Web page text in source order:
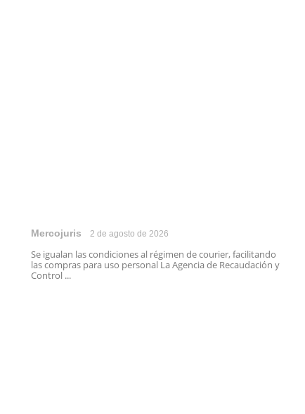
Mercojuris 2 de agosto de 2026
Se igualan las condiciones al régimen de courier, facilitando
las compras para uso personal La Agencia de Recaudación y
Control ...